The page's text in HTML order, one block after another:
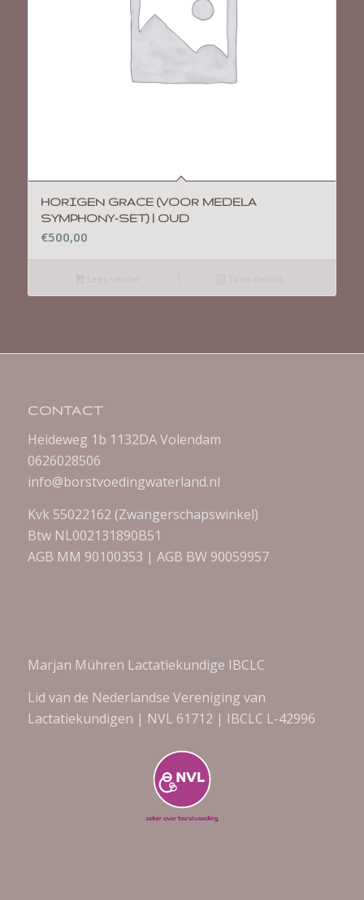
HORIGEN GRACE (VOOR MEDELA
SYMPHONY-SET) | OUD
€500,00
CONTACT
Heideweg 1b 1132DA Volendam
0626028506
info@borstvoedingwaterland.nl
Kvk 55022162 (Zwangerschapswinkel)
Btw NL002131890B51
AGB MM 90100353 | AGB BW 90059957
Marjan Mühren Lactatiekundige IBCLC
Lid van de Nederlandse Vereniging van
Lactatiekundigen | NVL 61712 | IBCLC L-42996